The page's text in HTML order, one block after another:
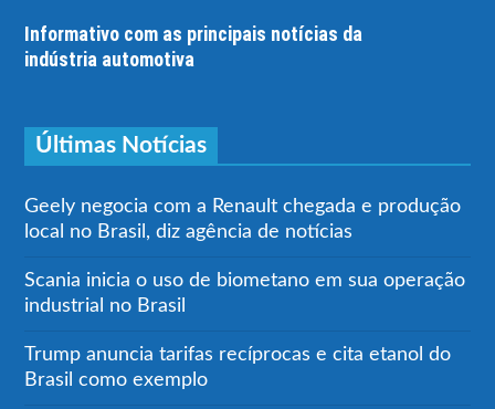
Informativo com as principais notícias da
indústria automotiva
Últimas Notícias
Geely negocia com a Renault chegada e produção
local no Brasil, diz agência de notícias
Scania inicia o uso de biometano em sua operação
industrial no Brasil
Trump anuncia tarifas recíprocas e cita etanol do
Brasil como exemplo